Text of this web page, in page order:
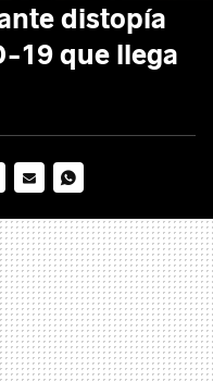
distopía
19 que llega
MAIL